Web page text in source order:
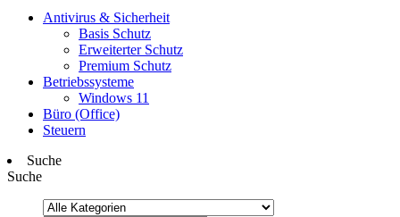
Antivirus & Sicherheit
Basis Schutz
Erweiterter Schutz
Premium Schutz
Betriebssysteme
Windows 11
Büro (Office)
Steuern
Suche
Suche